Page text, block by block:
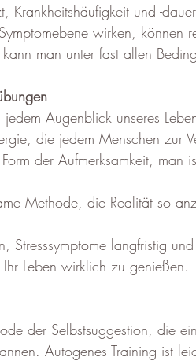
Krankheitshäufigkeit und -
wirken, können
man unter fast allen
Augenblick unseres
die jedem Menschen zur
der Aufmerksamkeit, man
Methode, die Realität so
Stresssymptome langfristig
Leben wirklich zu genießen.
der Selbstsuggestion, die
Autogenes Training ist